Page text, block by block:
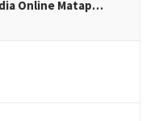
Online Matap…